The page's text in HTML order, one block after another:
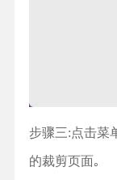
步骤三:点击菜
的裁剪页面｡